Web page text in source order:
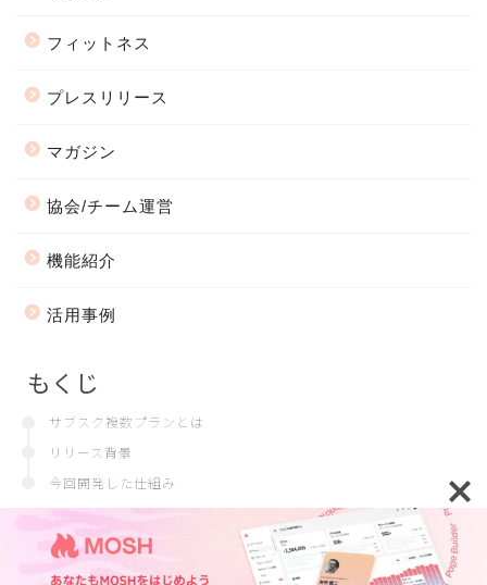
フィットネス
プレスリリース
マガジン
協会/チーム運営
機能紹介
活用事例
もくじ
サブスク複数プランとは
リリース背景
今回開発した仕組み
会社情報 プライバシーポリシー
2018–2026 MOSH Magazine